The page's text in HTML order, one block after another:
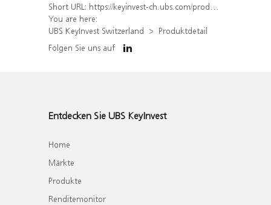
Short URL: https://keyinvest-ch.ubs.com/produkt/detail/index/isin/CH1577853737
You are here:
UBS KeyInvest Switzerland
Produktdetail
Folgen Sie uns auf
Entdecken Sie UBS KeyInvest
Home
Märkte
Produkte
Renditemonitor